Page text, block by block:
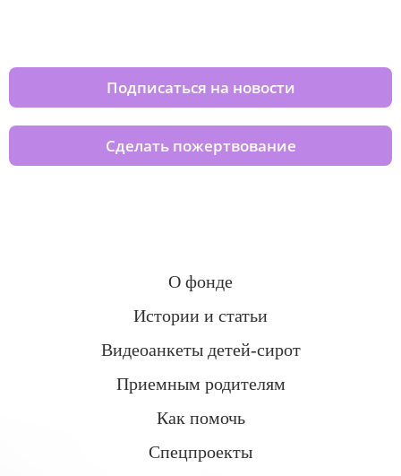
Подписаться на новости
Сделать пожертвование
О фонде
Истории и статьи
Видеоанкеты детей-сирот
Приемным родителям
Как помочь
Спецпроекты